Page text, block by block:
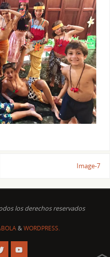
Image-7
los derechos reservados
&WORDPRESS.